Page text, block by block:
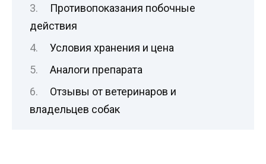
Противопоказания побочные
действия
Условия хранения и цена
Аналоги препарата
Отзывы от ветеринаров и
владельцев собак